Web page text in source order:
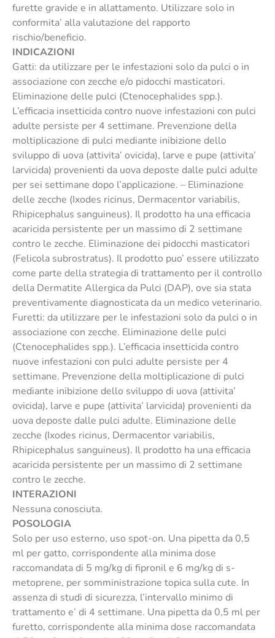
furette gravide e in allattamento. Utilizzare solo in
conformita’ alla valutazione del rapporto
rischio/beneficio.
INDICAZIONI
Gatti: da utilizzare per le infestazioni solo da pulci o in
associazione con zecche e/o pidocchi masticatori.
Eliminazione delle pulci (Ctenocephalides spp.).
L’efficacia insetticida contro nuove infestazioni con pulci
adulte persiste per 4 settimane. Prevenzione della
moltiplicazione di pulci mediante inibizione dello
sviluppo di uova (attivita’ ovicida), larve e pupe (attivita’
larvicida) provenienti da uova deposte dalle pulci adulte
per sei settimane dopo l’applicazione. – Eliminazione
delle zecche (Ixodes ricinus, Dermacentor variabilis,
Rhipicephalus sanguineus). Il prodotto ha una efficacia
acaricida persistente per un massimo di 2 settimane
contro le zecche. Eliminazione dei pidocchi masticatori
(Felicola subrostratus). Il prodotto puo’ essere utilizzato
come parte della strategia di trattamento per il controllo
della Dermatite Allergica da Pulci (DAP), ove sia stata
preventivamente diagnosticata da un medico veterinario.
Furetti: da utilizzare per le infestazioni solo da pulci o in
associazione con zecche. Eliminazione delle pulci
(Ctenocephalides spp.). L’efficacia insetticida contro
nuove infestazioni con pulci adulte persiste per 4
settimane. Prevenzione della moltiplicazione di pulci
mediante inibizione dello sviluppo di uova (attivita’
ovicida), larve e pupe (attivita’ larvicida) provenienti da
uova deposte dalle pulci adulte. Eliminazione delle
zecche (Ixodes ricinus, Dermacentor variabilis,
Rhipicephalus sanguineus). Il prodotto ha una efficacia
acaricida persistente per un massimo di 2 settimane
contro le zecche.
INTERAZIONI
Nessuna conosciuta.
POSOLOGIA
Solo per uso esterno, uso spot-on. Una pipetta da 0,5
ml per gatto, corrispondente alla minima dose
raccomandata di 5 mg/kg di fipronil e 6 mg/kg di s-
metoprene, per somministrazione topica sulla cute. In
assenza di studi di sicurezza, l’intervallo minimo di
trattamento e’ di 4 settimane. Una pipetta da 0,5 ml per
furetto, corrispondente alla minima dose raccomandata